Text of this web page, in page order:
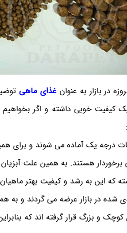
در بازار به عنوانغذای ماهی
کیفیت خوبی داشته و اگر
درجه یک آماده می شوند و برای
برخوردار هستند. به همین علت
که این به رشد و کیفیت بهتر
شده در بازار عرضه می گردند و به
و بزرگ قرار گرفته اند که